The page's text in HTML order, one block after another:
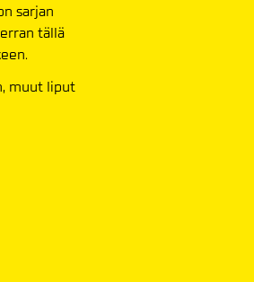
sarjan
tällä
muut liput